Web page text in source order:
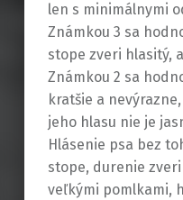
len s minimálnymi
Známkou 3 sa
stope zveri hlasitý,
Známkou 2 sa
kratšie a
jeho hlasu nie je
Hlásenie psa bez
stope, durenie
veľkými pomlkami,